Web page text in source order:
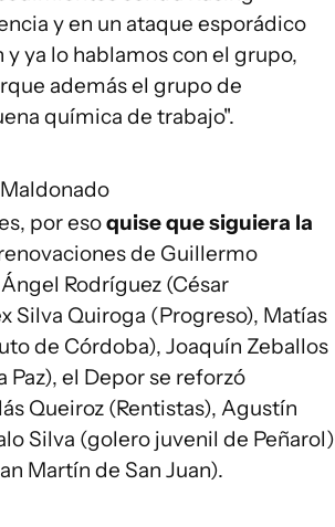
y en un ataque esporádico
ya lo hablamos con el grupo,
además el grupo de
química de trabajo".
por esoquise que siguiera la
de Guillermo
Rodríguez (César
Silva Quiroga (Progreso), Matías
de Córdoba), Joaquín Zeballos
el Depor se reforzó
Queiroz (Rentistas), Agustín
Silva (golero juvenil de Peñarol)
Martín de San Juan).